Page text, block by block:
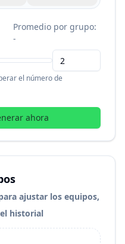
Promedio por grupo:
-
el número de
ahora
ajustar los equipos,
historial